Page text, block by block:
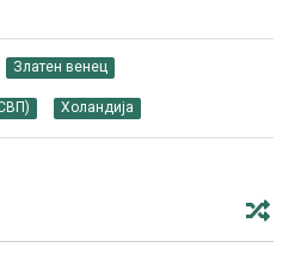
Златен венец
Холандија